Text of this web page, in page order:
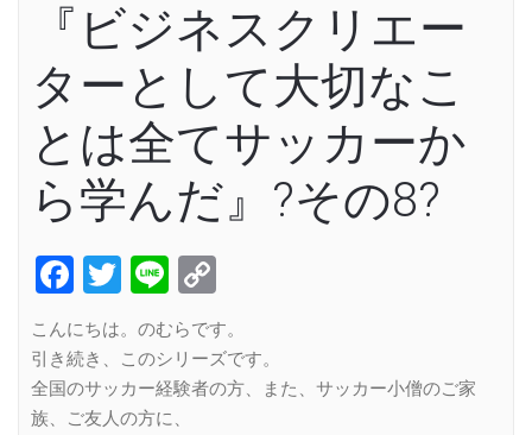
『ビジネスクリエー
ターとして大切なこ
とは全てサッカーか
ら学んだ』?その8?
Facebook
Twitter
Line
Link
こんにちは。のむらです。
引き続き、このシリーズです。
全国のサッカー経験者の方、また、サッカー小僧のご家
族、ご友人の方に、